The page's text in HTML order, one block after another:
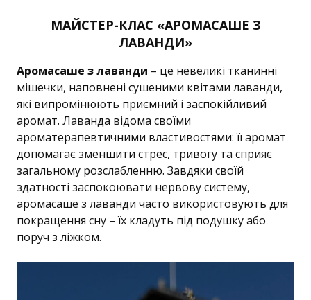
МАЙСТЕР-КЛАС «АРОМАСАШЕ З
ЛАВАНДИ»
Аромасаше з лаванди – це невеликі тканинні
мішечки, наповнені сушеними квітами лаванди,
які випромінюють приємний і заспокійливий
аромат. Лаванда відома своїми
ароматерапевтичними властивостями: її аромат
допомагає зменшити стрес, тривогу та сприяє
загальному розслабленню. Завдяки своїй
здатності заспокоювати нервову систему,
аромасаше з лаванди часто використовують для
покращення сну – їх кладуть під подушку або
поруч з ліжком.